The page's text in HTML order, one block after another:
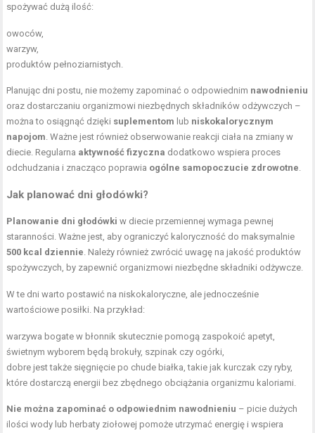
spożywać dużą ilość:
owoców,
warzyw,
produktów pełnoziarnistych.
Planując dni postu, nie możemy zapominać o odpowiednim nawodnieniu
oraz dostarczaniu organizmowi niezbędnych składników odżywczych –
można to osiągnąć dzięki suplementom lub niskokalorycznym
napojom . Ważne jest również obserwowanie reakcji ciała na zmiany w
diecie . Regularna aktywność fizyczna dodatkowo wspiera proces
odchudzania i znacząco poprawia ogólne samopoczucie zdrowotne
Jak planować dni głodówki?
Planowanie dni głodówki w diecie przemiennej wymaga pewnej
staranności. Ważne jest, aby ograniczyć kaloryczność do maksymalnie
500 kcal dziennie . Należy również zwrócić uwagę na jakość produktów
spożywczych, by zapewnić organizmowi niezbędne składniki odżywcze.
W te dni warto postawić na niskokaloryczne, ale jednocześnie
wartościowe posiłki. Na przykład:
warzywa bogate w błonnik skutecznie pomogą zaspokoić apetyt,
świetnym wyborem będą brokuły, szpinak czy ogórki,
dobre jest także sięgnięcie po chude białka, takie jak kurczak czy ryby,
które dostarczą energii bez zbędnego obciążania organizmu kaloriami.
Nie można zapominać o odpowiednim nawodnieniu – picie dużych
ilości wody lub herbaty ziołowej pomoże utrzymać energię i wspiera